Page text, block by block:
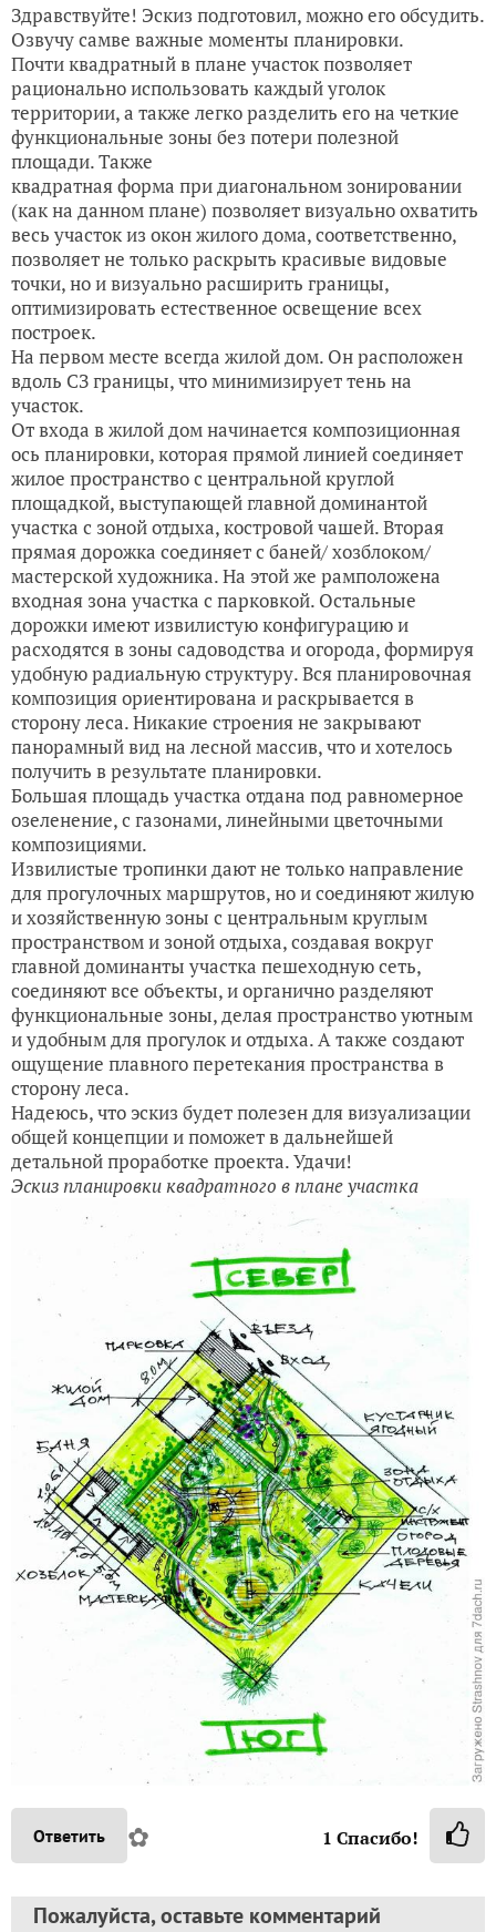
Здравствуйте! Эскиз подготовил, можно его обсудить.
Озвучу самве важные моменты планировки.
Почти квадратный в плане участок позволяет
рационально использовать каждый уголок
территории, а также легко разделить его на четкие
функциональные зоны без потери полезной
площади. Также
квадратная форма при диагональном зонировании
(как на данном плане) позволяет визуально охватить
весь участок из окон жилого дома, соответственно,
позволяет не только раскрыть красивые видовые
точки, но и визуально расширить границы,
оптимизировать естественное освещение всех
построек.
На первом месте всегда жилой дом. Он расположен
вдоль СЗ границы, что минимизирует тень на
участок.
От входа в жилой дом начинается композиционная
ось планировки, которая прямой линией соединяет
жилое пространство с центральной круглой
площадкой, выступающей главной доминантой
участка с зоной отдыха, костровой чашей. Вторая
прямая дорожка соединяет с баней/ хозблоком/
мастерской художника. На этой же рамположена
входная зона участка с парковкой. Остальные
дорожки имеют извилистую конфигурацию и
расходятся в зоны садоводства и огорода, формируя
удобную радиальную структуру. Вся планировочная
композиция ориентирована и раскрывается в
сторону леса. Никакие строения не закрывают
панорамный вид на лесной массив, что и хотелось
получить в результате планировки.
Большая площадь участка отдана под равномерное
озеленение, с газонами, линейными цветочными
композициями.
Извилистые тропинки дают не только направление
для прогулочных маршрутов, но и соединяют жилую
и хозяйственную зоны с центральным круглым
пространством и зоной отдыха, создавая вокруг
главной доминанты участка пешеходную сеть,
соединяют все объекты, и органично разделяют
функциональные зоны, делая пространство уютным
и удобным для прогулок и отдыха. А также создают
ощущение плавного перетекания пространства в
сторону леса.
Надеюсь, что эскиз будет полезен для визуализации
общей концепции и поможет в дальнейшей
детальной проработке проекта. Удачи!
Эскиз планировки квадратного в плане участка
Ответить ✿ 1 Спасибо!
Пожалуйста, оставьте комментарий